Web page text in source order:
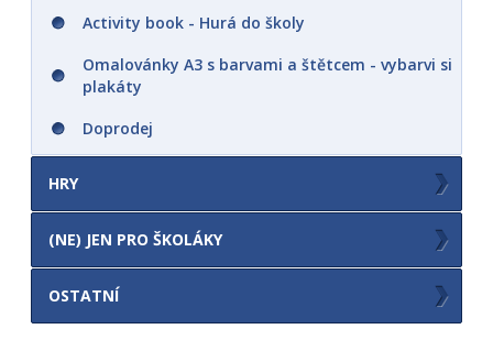
Activity book - Hurá do školy
Omalovánky A3 s barvami a štětcem - vybarvi si
plakáty
Doprodej
HRY
Obrázkové album - hraj si se samolepkami
Pexesa
(NE) JEN PRO ŠKOLÁKY
Stíratelný sešit - Procvičuj si (před)školáku)
OSTATNÍ